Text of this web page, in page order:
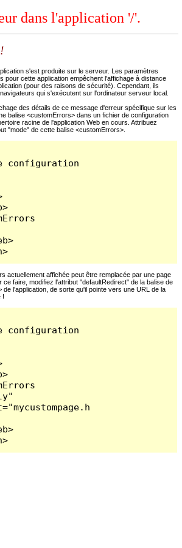
dans l'application '/'.
s'est produite sur le serveur. Les paramètres
pour cette application empêchent l'affichage à distance
(pour des raisons de sécurité). Cependant, ils
qui s'exécutent sur l'ordinateur serveur local.
des détails de ce message d'erreur spécifique sur les
balise <customErrors> dans un fichier de configuration
racine de l'application Web en cours. Attribuez
"mode" de cette balise <customErrors>.
configuration
actuellement affichée peut être remplacée par une page
faire, modifiez l'attribut "defaultRedirect" de la balise de
l'application, de sorte qu'il pointe vers une URL de la
!
configuration